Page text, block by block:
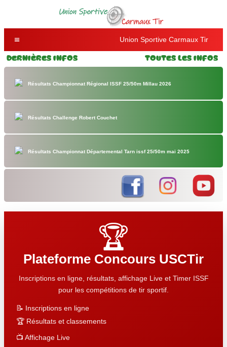
Union Sportive Carmaux Tir
Dernières Infos Toutes les Infos
Résultats Championnat Régional ISSF 25/50m Millau 2026
Résultats Challenge Robert Couchet
Résultats Championnat Départemental Tarn issf 25/50m mai 2025
🏆
Plateforme Concours USCTir
Inscriptions en ligne, résultats, affichage Live et Timer ISSF
pour les compétitions de tir sportif.
📝 Inscriptions en ligne
🏆 Résultats et classements
📺 Affichage Live